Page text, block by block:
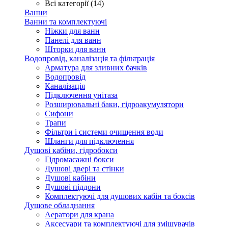
Всі категорії (14)
Ванни
Ванни та комплектуючі
Ніжки для ванн
Панелі для ванн
Шторки для ванн
Водопровід, каналізація та фільтрація
Арматура для зливних бачків
Водопровід
Каналізація
Підключення унітаза
Розширювальні баки, гідроакумулятори
Сифони
Трапи
Фільтри і системи очищення води
Шланги для підключення
Душові кабіни, гідробокси
Гідромасажні бокси
Душові двері та стінки
Душові кабіни
Душові піддони
Комплектуючі для душових кабін та боксів
Душове обладнання
Аератори для крана
Аксесуари та комплектуючі для змішувачів